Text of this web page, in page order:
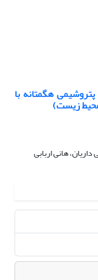
هگمتانه با
محیط زیست)
هانی اربابی